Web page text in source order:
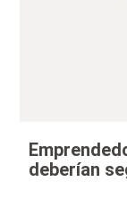
deberían